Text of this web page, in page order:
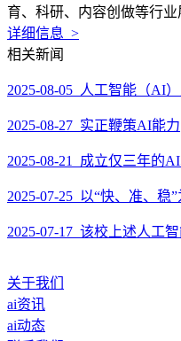
育、科研、内容创做等行业
详细信息 >
相关新闻
2025-08-05 人工智能（AI
2025-08-27 实正鞭策AI能力
2025-08-21 成立仅三年的
2025-07-25 以“快、准、稳
2025-07-17 该校上述人工
关于我们
ai资讯
ai动态